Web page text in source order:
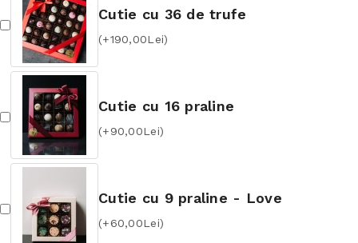
Cutie cu 36 de trufe
(+190,00Lei)
Cutie cu 16 praline
(+90,00Lei)
Cutie cu 9 praline - Love
(+60,00Lei)